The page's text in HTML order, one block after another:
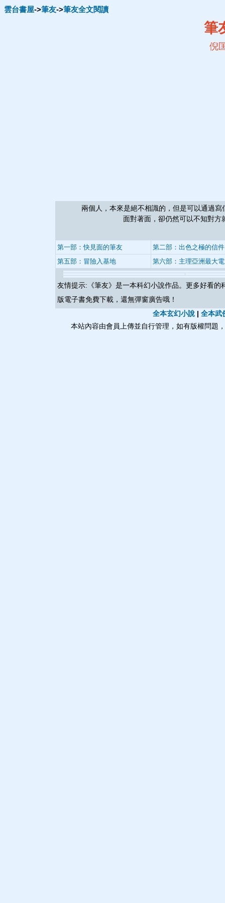
雲台書屋->筆友->筆友全文閱讀
筆
倪
兩個人，本來是絕不相識的，但是可以通過寫信
面對著面，卻仍然可以不知對
第一部：快見面的筆友
第二部：出色之極的信件
第五部：冒險入基地
第六部：主理亞洲最大
友情提示:《筆友》是一本科幻小說作品。更多好看的
版電子書免費下載，還無彈窗廣告哦！
全本玄幻小說 | 全本武
本站內容由會員上傳並自行管理，如有版權問題